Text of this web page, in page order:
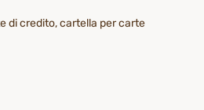
di credito, cartella per carte